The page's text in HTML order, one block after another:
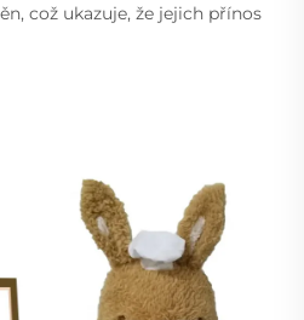
což ukazuje, že jejich přínos